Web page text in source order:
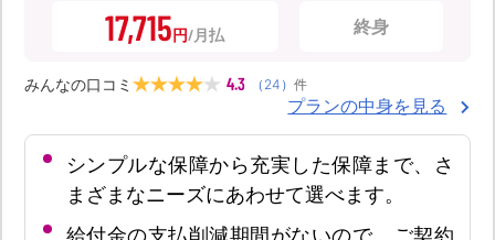
17,715円 終身
みんなの口コミ 4.3 （ 24 ） 件
プランの中身を見る
シンプルな保障から充実した保障まで、さ
まざまなニーズにあわせて選べます。
給付金の支払削減期間がないので、ご契約